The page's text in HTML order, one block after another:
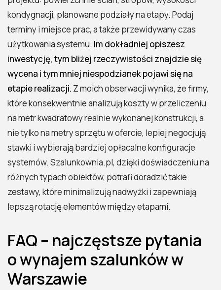
kondygnacji, planowane podziały na etapy. Podaj
terminy i miejsce prac, a także przewidywany czas
użytkowania systemu. Im dokładniej opiszesz
inwestycję, tym bliżej rzeczywistości znajdzie się
wycena i tym mniej niespodzianek pojawi się na
etapie realizacji. Z moich obserwacji wynika, że firmy,
które konsekwentnie analizują koszty w przeliczeniu
na metr kwadratowy realnie wykonanej konstrukcji, a
nie tylko na metry sprzętu w ofercie, lepiej negocjują
stawki i wybierają bardziej opłacalne konfiguracje
systemów. Szalunkownia.pl, dzięki doświadczeniu na
różnych typach obiektów, potrafi doradzić takie
zestawy, które minimalizują nadwyżki i zapewniają
lepszą rotację elementów między etapami.
FAQ – najczęstsze pytania
o wynajem szalunków w
Warszawie